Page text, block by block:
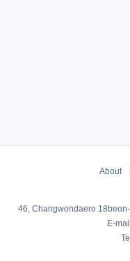
About
46, Changwondaero
E-